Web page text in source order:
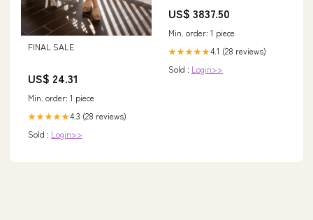
FINAL SALE
US$ 24.31
Min. order: 1 piece
★★★★★4.3 (28 reviews)
Sold : Login>>
Concrete Screws
US$ 3837.50
Min. order: 1 piece
★★★★★4.1 (28 reviews)
Sold : Login>>